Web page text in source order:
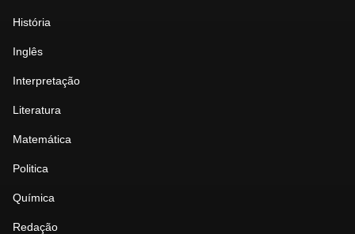
História
Inglês
Interpretação
Literatura
Matemática
Politica
Química
Redação